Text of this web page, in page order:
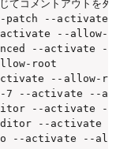
てコメントアウトを
patch --activate
--allow-
--activate
root
--allow-
7 --activate --
--activate --
--activate
--activate --